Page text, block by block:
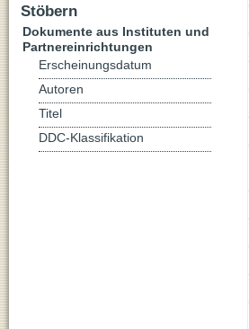
Stöbern
Dokumente aus Instituten und
Partnereinrichtungen
Erscheinungsdatum
Autoren
Titel
DDC-Klassifikation